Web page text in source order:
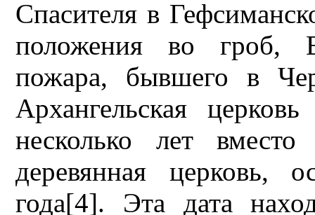
Спасителя в
положения во гроб,
пожара, бывшего в
Архангельская
несколько лет
деревянная церковь,
года[4]. Эта дата